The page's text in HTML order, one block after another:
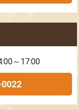
～17:00